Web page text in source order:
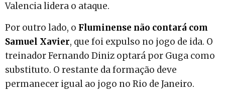
Valencia lidera o ataque.
Por outro lado, o Fluminense não contará com
Samuel Xavier, que foi expulso no jogo de ida. O
treinador Fernando Diniz optará por Guga como
substituto. O restante da formação deve
permanecer igual ao jogo no Rio de Janeiro.